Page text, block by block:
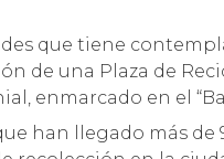
de una Plaza de
enmarcado en el
han llegado más